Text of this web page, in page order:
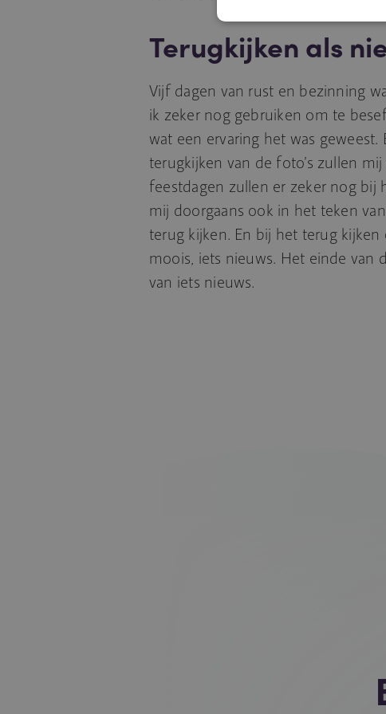
Terugkijken als
Vijf dagen van rust en bezinning
ik zeker nog gebruiken om te
wat een ervaring het was geweest.
terugkijken van de foto’s zullen
feestdagen zullen er zeker nog bij
mij doorgaans ook in het teken
terug kijken. En bij het terug
moois, iets nieuws. Het einde van
van iets nieuws.